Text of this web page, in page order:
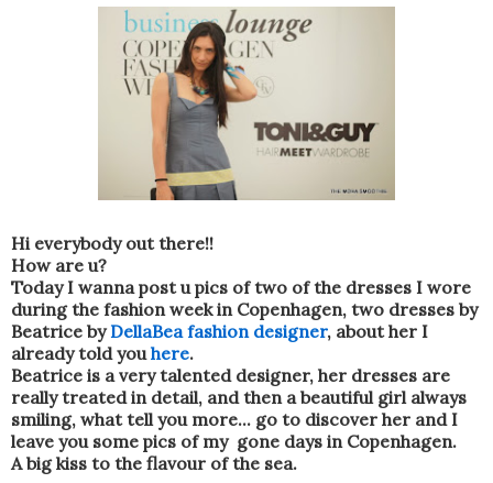
Hi everybody out there!!
How are u?
Today I wanna post u pics of two of the dresses I wore
during the fashion week in Copenhagen, two dresses by
Beatrice byDellaBea fashion designer, about her I
already told you here.
Beatrice is a very talented designer, her dresses are
really treated in detail, and then a beautiful girl always
smiling, what tell you more... go to discover her and I
leave you some pics of my gone days in Copenhagen.
A big kiss to the flavour of the sea.